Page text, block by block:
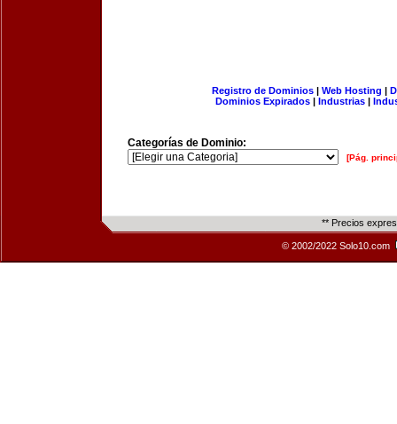
Registro de Dominios| Web Hosting |
Dominios Expirados | Industrias |
Categorías de Dominio:
[Pág.
** Precios
© 2002/2022 Solo10.com